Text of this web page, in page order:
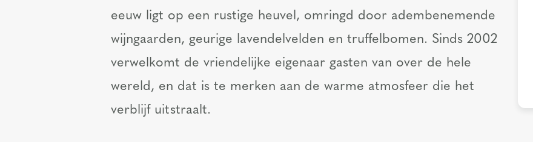
eeuw ligt op een rustige heuvel, omringd door adembenemende
wijngaarden, geurige lavendelvelden en truffelbomen. Sinds 2002
verwelkomt de vriendelijke eigenaar gasten van over de hele
wereld, en dat is te merken aan de warme atmosfeer die het
verblijf uitstraalt.